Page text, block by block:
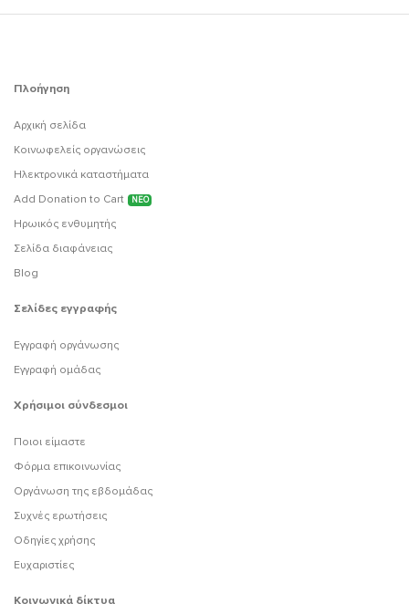
Πλοήγηση
Αρχική σελίδα
Κοινωφελείς οργανώσεις
Ηλεκτρονικά καταστήματα
Add Donation to Cart
ΝΕΟ
Ηρωικός ενθυμητής
Σελίδα διαφάνειας
Blog
Σελίδες εγγραφής
Εγγραφή οργάνωσης
Εγγραφή ομάδας
Χρήσιμοι σύνδεσμοι
Ποιοι είμαστε
Φόρμα επικοινωνίας
Οργάνωση της εβδομάδας
Συχνές ερωτήσεις
Οδηγίες χρήσης
Ευχαριστίες
Κοινωνικά δίκτυα